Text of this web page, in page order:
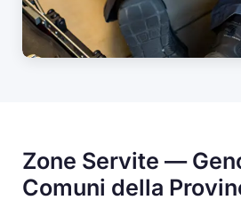
Zone Servite —
Comuni della